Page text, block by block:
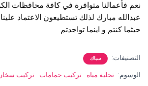
نعم فأعمالنا متوافرة في كافة محافظات
عبدالله مبارك لذلك تستطيعون الاعتماد
حيثما كنتم و اينما تواجدتم.
التصنيفات: سباك
الوسوم: تحلية مياه تركيب حمامات تركيب